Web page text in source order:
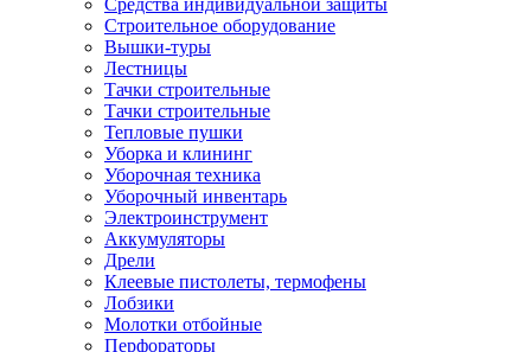
Строительное оборудование
Вышки-туры
Лестницы
Тачки строительные
Тачки строительные
Тепловые пушки
Уборка и клининг
Уборочная техника
Уборочный инвентарь
Электроинструмент
Аккумуляторы
Дрели
Клеевые пистолеты, термофены
Лобзики
Молотки отбойные
Перфораторы